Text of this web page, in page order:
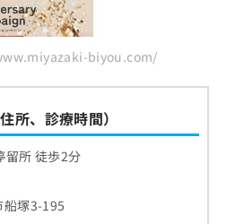
biyou.com/
所、診療時間）
留所 徒歩2分
船塚3-195